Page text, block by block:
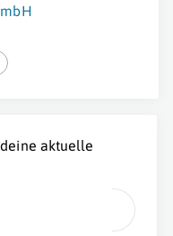
aktuelle